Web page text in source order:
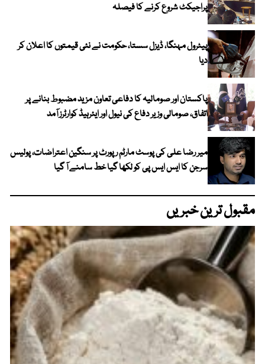
پراجیکٹ شروع کرنے کا فیصلہ
پیٹرول مہنگا، ڈیزل سستا، حکومت نے نئی قیمتوں کا اعلان کر
دیا
پاکستان اور صومالیہ کا دفاعی تعاون مزید مضبوط بنانے پر
اتفاق، صومالی وزیر دفاع کی نیول اور ایئرہیڈ کوارٹرز آمد
میر رضا علی کی پوسٹ مارٹم رپورٹ پر سنگین اعتراضات، پولیس
سرجن کا ایس ایس پی کو لکھا گیا خط سامنے آ گیا
مقبول ترین خبریں